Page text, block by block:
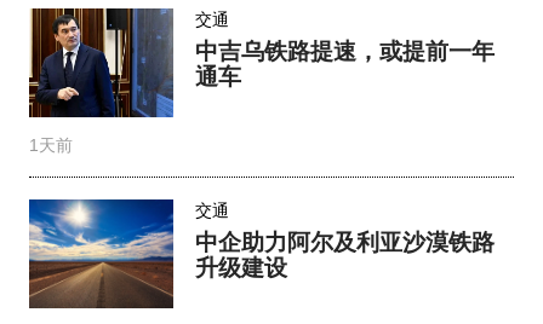
交通
中吉乌铁路提速，或提前一年
通车
1天前
交通
中企助力阿尔及利亚沙漠铁路
升级建设